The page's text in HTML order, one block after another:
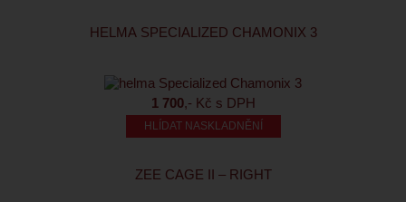
HELMA SPECIALIZED CHAMONIX 3
1 700,- Kč s DPH
HLÍDAT NASKLADNĚNÍ
ZEE CAGE II – RIGHT